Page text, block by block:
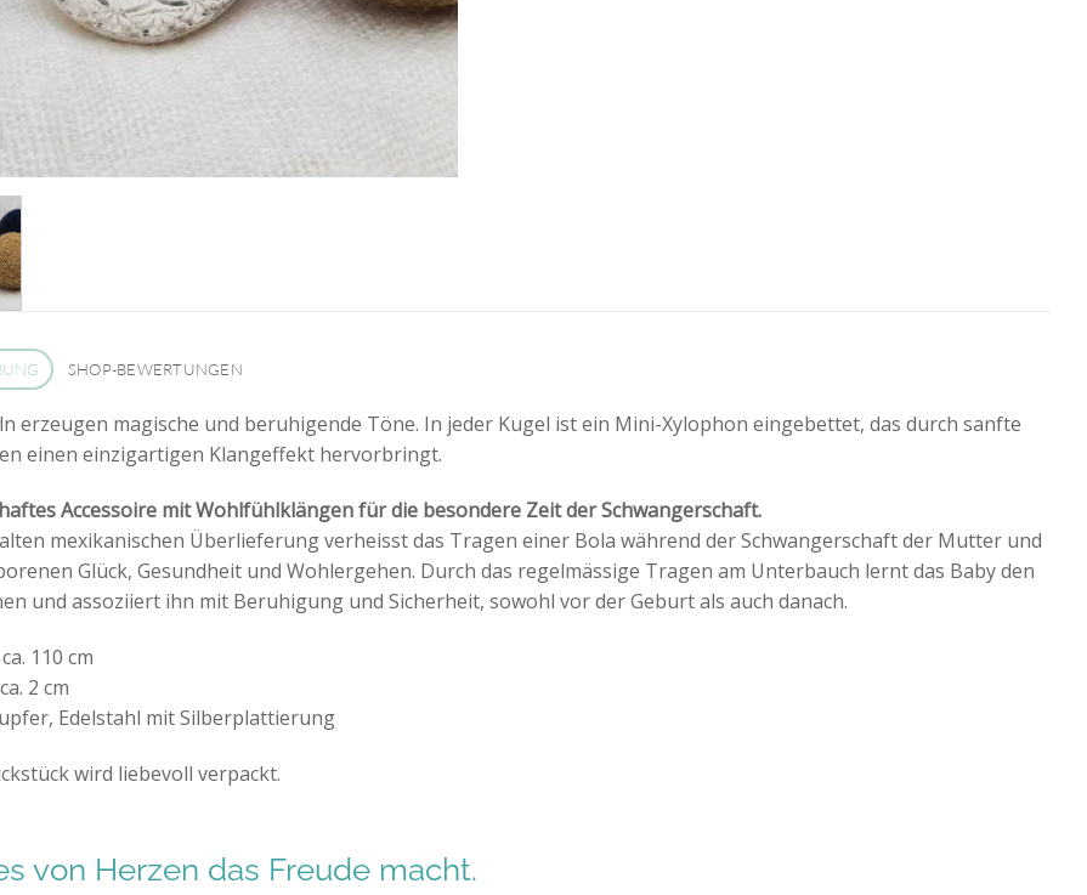
SHOP-BEWERTUNGEN
erzeugen magische und beruhigende Töne. In jeder Kugel ist ein Mini-Xylophon eingebettet, das durch sanfte
einen einzigartigen Klangeffekt hervorbringt.
Accessoire mit Wohlfühlklängen für die besondere Zeit der Schwangerschaft.
mexikanischen Überlieferung verheisst das Tragen einer Bola während der Schwangerschaft der Mutter und
Glück, Gesundheit und Wohlergehen. Durch das regelmässige Tragen am Unterbauch lernt das Baby den
und assoziiert ihn mit Beruhigung und Sicherheit, sowohl vor der Geburt als auch danach.
110 cm
2 cm
Edelstahl mit Silberplattierung
wird liebevoll verpackt.
von Herzen das Freude macht.